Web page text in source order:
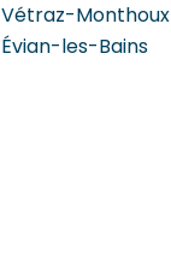
Vétraz-Monthoux
Évian-les-Bains